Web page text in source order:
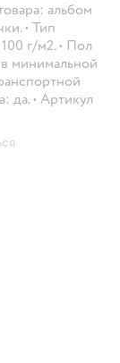
альбом
• Тип
г/м2. • Пол
в минимальной
да. • Артикул